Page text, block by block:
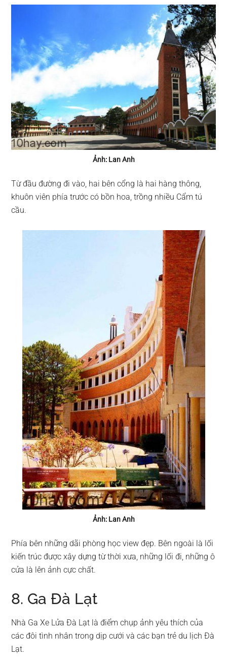
Ảnh: Lan Anh
Từ đầu đường đi vào, hai bên cổng là hai hàng thông,
khuôn viên phía trước có bồn hoa, trồng nhiều Cẩm tú
cầu.
Ảnh: Lan Anh
Phía bên những dãi phòng học view đẹp. Bên ngoài là lối
kiến trúc được xây dựng từ thời xưa, những lối đi, những ô
cửa là lên ảnh cực chất.
8. Ga Đà Lạt
Nhà Ga Xe Lửa Đà Lạt là điểm chụp ảnh yêu thích của
các đôi tình nhân trong dịp cưới và các bạn trẻ du lịch Đà
Lạt.